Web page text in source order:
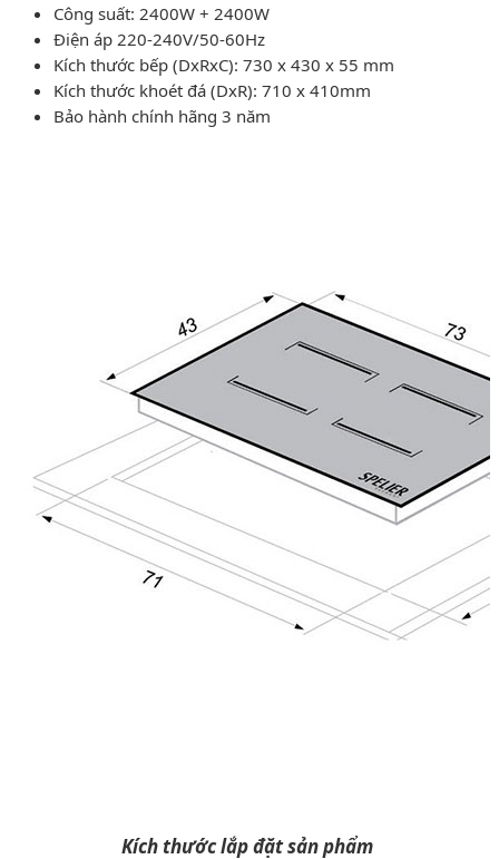
Công suất: 2400W + 2400W
Điện áp 220-240V/50-60Hz
Kích thước bếp (DxRxC): 730 x 430 x 55 mm
Kích thước khoét đá (DxR): 710 x 410mm
Bảo hành chính hãng 3 năm
Kích thước lắp đặt sản phẩm